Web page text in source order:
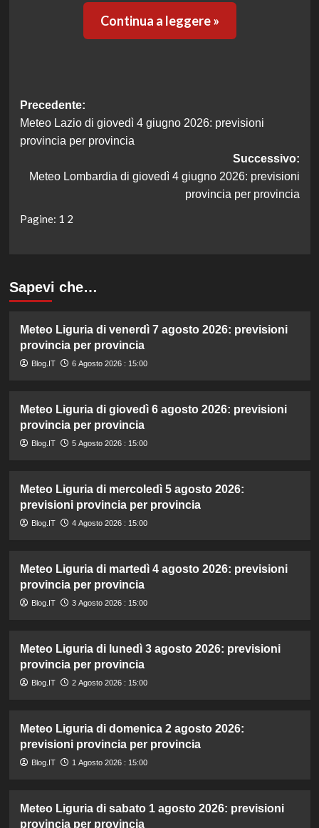
Continua a leggere »
Navigazione
articolo
Precedente:
Meteo Lazio di giovedì 4 giugno 2026: previsioni
provincia per provincia
Successivo:
Meteo Lombardia di giovedì 4 giugno 2026: previsioni
provincia per provincia
Pagine: 1 2
Sapevi che…
Meteo Liguria di venerdì 7 agosto 2026: previsioni
provincia per provincia
Blog.IT 6 Agosto 2026 : 15:00
Meteo Liguria di giovedì 6 agosto 2026: previsioni
provincia per provincia
Blog.IT 5 Agosto 2026 : 15:00
Meteo Liguria di mercoledì 5 agosto 2026:
previsioni provincia per provincia
Blog.IT 4 Agosto 2026 : 15:00
Meteo Liguria di martedì 4 agosto 2026: previsioni
provincia per provincia
Blog.IT 3 Agosto 2026 : 15:00
Meteo Liguria di lunedì 3 agosto 2026: previsioni
provincia per provincia
Blog.IT 2 Agosto 2026 : 15:00
Meteo Liguria di domenica 2 agosto 2026:
previsioni provincia per provincia
Blog.IT 1 Agosto 2026 : 15:00
Meteo Liguria di sabato 1 agosto 2026: previsioni
provincia per provincia